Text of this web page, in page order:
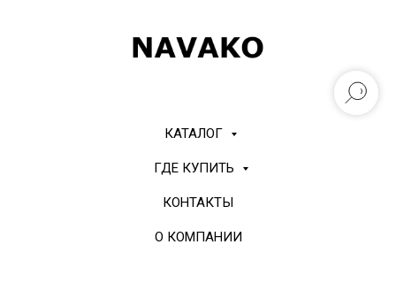
КАТАЛОГ
ГДЕ КУПИТЬ
КОНТАКТЫ
О КОМПАНИИ